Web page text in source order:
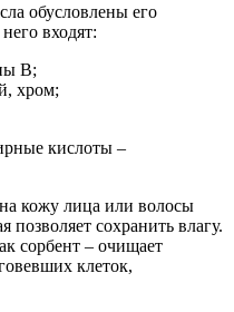
обусловлены его
входят:
В;
хром;
кислоты –
кожу лица или волосы
позволяет сохранить влагу.
сорбент – очищает
клеток,